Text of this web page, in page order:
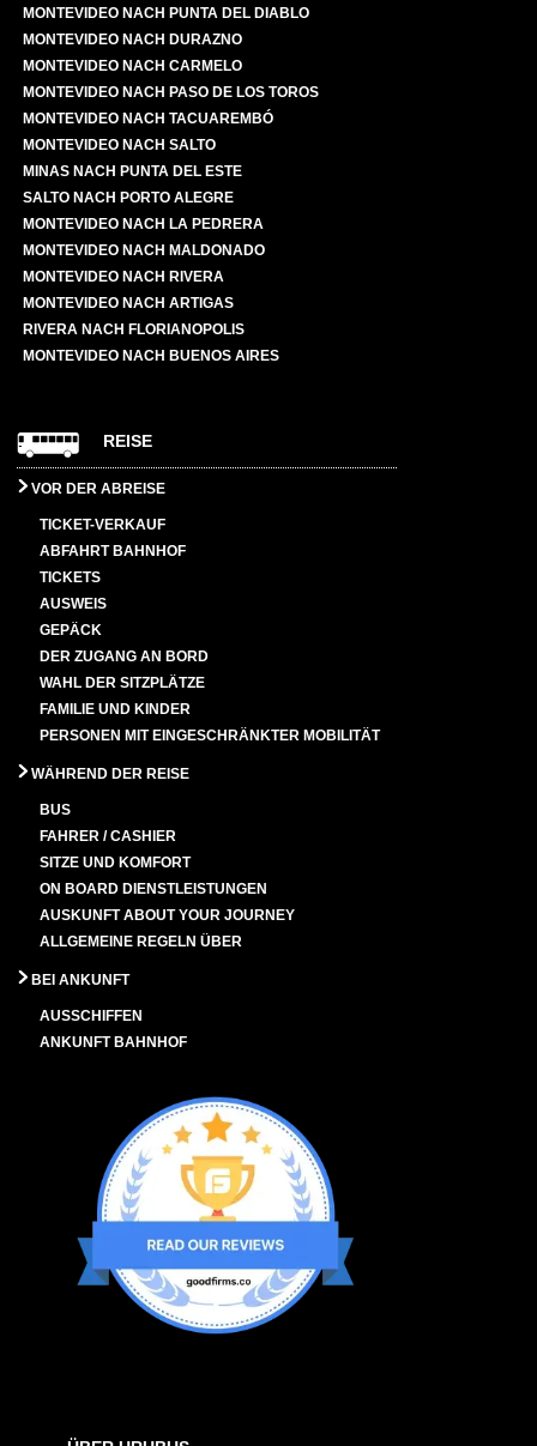
MONTEVIDEO NACH PUNTA DEL DIABLO
MONTEVIDEO NACH DURAZNO
MONTEVIDEO NACH CARMELO
MONTEVIDEO NACH PASO DE LOS TOROS
MONTEVIDEO NACH TACUAREMBÓ
MONTEVIDEO NACH SALTO
MINAS NACH PUNTA DEL ESTE
SALTO NACH PORTO ALEGRE
MONTEVIDEO NACH LA PEDRERA
MONTEVIDEO NACH MALDONADO
MONTEVIDEO NACH RIVERA
MONTEVIDEO NACH ARTIGAS
RIVERA NACH FLORIANOPOLIS
MONTEVIDEO NACH BUENOS AIRES
REISE
VOR DER ABREISE
TICKET-VERKAUF
ABFAHRT BAHNHOF
TICKETS
AUSWEIS
GEPÄCK
DER ZUGANG AN BORD
WAHL DER SITZPLÄTZE
FAMILIE UND KINDER
PERSONEN MIT EINGESCHRÄNKTER MOBILITÄT
WÄHREND DER REISE
BUS
FAHRER / CASHIER
SITZE UND KOMFORT
ON BOARD DIENSTLEISTUNGEN
AUSKUNFT ABOUT YOUR JOURNEY
ALLGEMEINE REGELN ÜBER
BEI ANKUNFT
AUSSCHIFFEN
ANKUNFT BAHNHOF